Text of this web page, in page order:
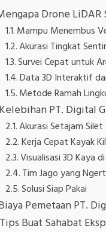
Drone LiDAR
Mampu Menembus
Akurasi Tingkat
Survei Cepat untuk
Data 3D Interaktif
Metode Ramah
Kelebihan PT. Digital
Akurasi Setajam Silet
Kerja Cepat Kayak
Visualisasi 3D Kaya
Tim Jago yang
Solusi Siap Pakai
Pemetaan PT.
Tips Buat Sahabat